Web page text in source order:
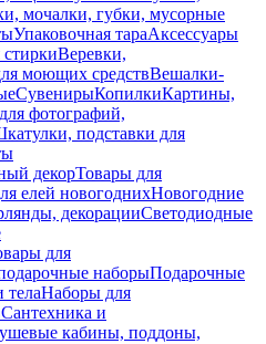
мочалки, губки, мусорные
Упаковочная тараАксессуары
Веревки,
моющих средствВешалки-
СувенирыКопилкиКартины,
фотографий,
подставки для
декорТовары для
елей новогоднихНовогодние
декорацииСветодиодные
для
наборыПодарочные
телаНаборы для
Сантехника и
кабины, поддоны,